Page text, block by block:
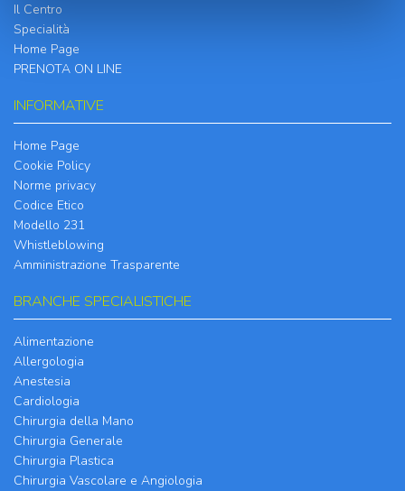
Il Centro
Specialità
Home Page
PRENOTA ON LINE
INFORMATIVE
Home Page
Cookie Policy
Norme privacy
Codice Etico
Modello 231
Whistleblowing
Amministrazione Trasparente
BRANCHE SPECIALISTICHE
Alimentazione
Allergologia
Anestesia
Cardiologia
Chirurgia della Mano
Chirurgia Generale
Chirurgia Plastica
Chirurgia Vascolare e Angiologia